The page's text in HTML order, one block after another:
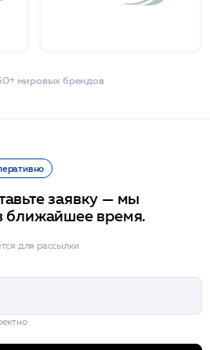
мировых брендов
заявку — мы
ближайшее время.
для рассылки